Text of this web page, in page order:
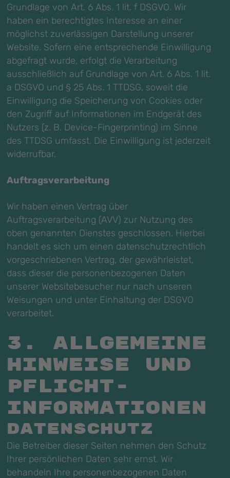
Grundlage von Art. 6 Abs. 1 lit. f DSGVO. Wir
haben ein berechtigtes Interesse an einer
möglichst zuverlässigen Darstellung unserer
Website. Sofern eine entsprechende Einwilligung
abgefragt wurde, erfolgt die Verarbeitung
ausschließlich auf Grundlage von Art. 6 Abs. 1 lit.
a DSGVO und § 25 Abs. 1 TTDSG, soweit die
Einwilligung die Speicherung von Cookies oder
den Zugriff auf Informationen im Endgerät des
Nutzers (z. B. Device-Fingerprinting) im Sinne
des TTDSG umfasst. Die Einwilligung ist jederzeit
widerrufbar.
Auftragsverarbeitung
Wir haben einen Vertrag über
Auftragsverarbeitung (AVV) zur Nutzung des
oben genannten Dienstes geschlossen. Hierbei
handelt es sich um einen datenschutzrechtlich
vorgeschriebenen Vertrag, der gewährleistet,
dass dieser die personenbezogenen Daten
unserer Websitebesucher nur nach unseren
Weisungen und unter Einhaltung der DSGVO
verarbeitet.
3. Allgemeine
Hinweise und
Pflicht­
informationen
Datenschutz
Die Betreiber dieser Seiten nehmen den Schutz
Ihrer persönlichen Daten sehr ernst. Wir
behandeln Ihre personenbezogenen Daten